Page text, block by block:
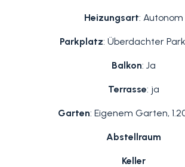
Heizungsart: Autonom
Parkplatz: Überdachter
Balkon: Ja
Terrasse: ja
Garten: Eigenem Garten,
Abstellraum
Keller